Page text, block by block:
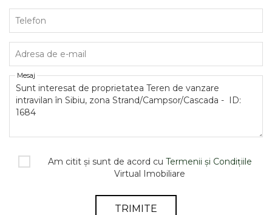
Telefon
Adresa de e-mail
Mesaj
Am citit și sunt de acord cu Termenii și Condițiile
Virtual Imobiliare
TRIMITE